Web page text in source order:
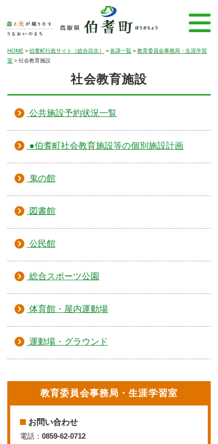
HOME > 伯耆町行政サイト［総合目次］ > 各課一覧 > 教育委員会事務局・生涯学習
室 > 社会教育施設
社会教育施設
公共施設予約状況一覧
●伯耆町社会教育施設等の個別施設計画
鬼の館
図書館
公民館
総合スポーツ公園
体育館・屋内運動場
運動場・グラウンド
教育委員会事務局・生涯学習室
お問い合わせ
電話： 0859-62-0712